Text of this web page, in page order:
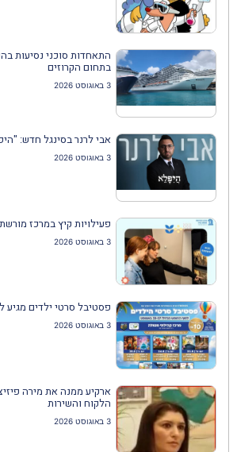
התאחדות סוכני נסיעות
בתחום הקרוזים
3 באוגוסט 2026
אבי לרנר בסינגל חדש:
3 באוגוסט 2026
פעילויות קיץ במרכז מורשת
3 באוגוסט 2026
פסטיבל סרטי ילדים מגיע
3 באוגוסט 2026
ארקיע ממנה את מירה
הלקוח והשירות
3 באוגוסט 2026